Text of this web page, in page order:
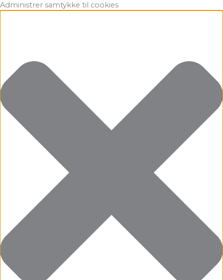
Administrer samtykke til cookies
Funktionsdygtig
Præferencer
Statistikker
Marketing
Gå
til